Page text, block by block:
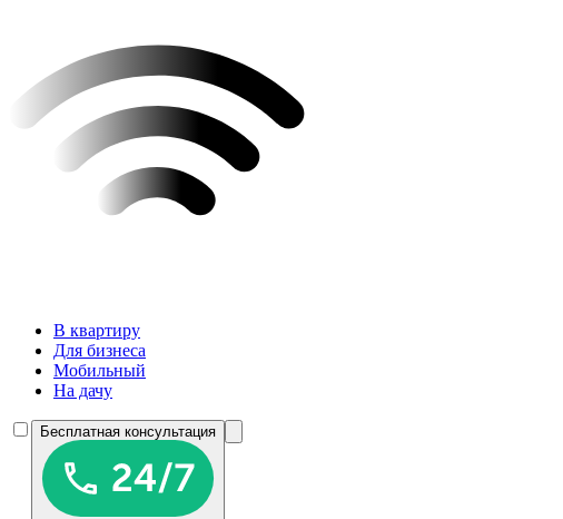
В квартиру
Для бизнеса
Мобильный
На дачу
Бесплатная консультация